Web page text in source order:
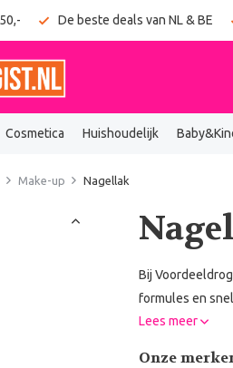
De beste deals van NL & BE
Cosmetica Huishoudelijk
Make-up Nagellak
Bij
formules en
Lees meer
Onze